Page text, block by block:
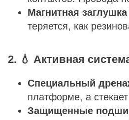
Магнитная
теряется, как
2. 💧 Активная
Специальный
платформе, а
Защищенные